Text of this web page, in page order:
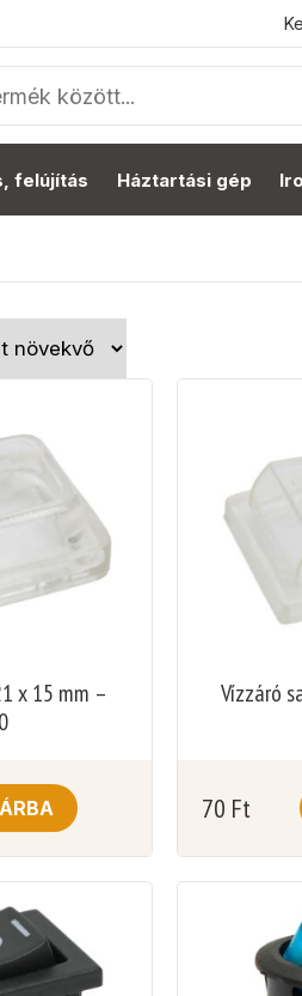
felújítás Háztartási gép
x 15 mm –
Vízzáró
70 Ft